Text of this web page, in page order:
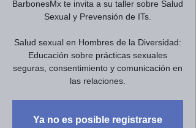
BarbonesMx te invita a su taller sobre Salud
Sexual y Prevensión de ITs.
Salud sexual en Hombres de la Diversidad:
Educación sobre prácticas sexuales
seguras, consentimiento y comunicación en
las relaciones.
Ya no es posible registrarse